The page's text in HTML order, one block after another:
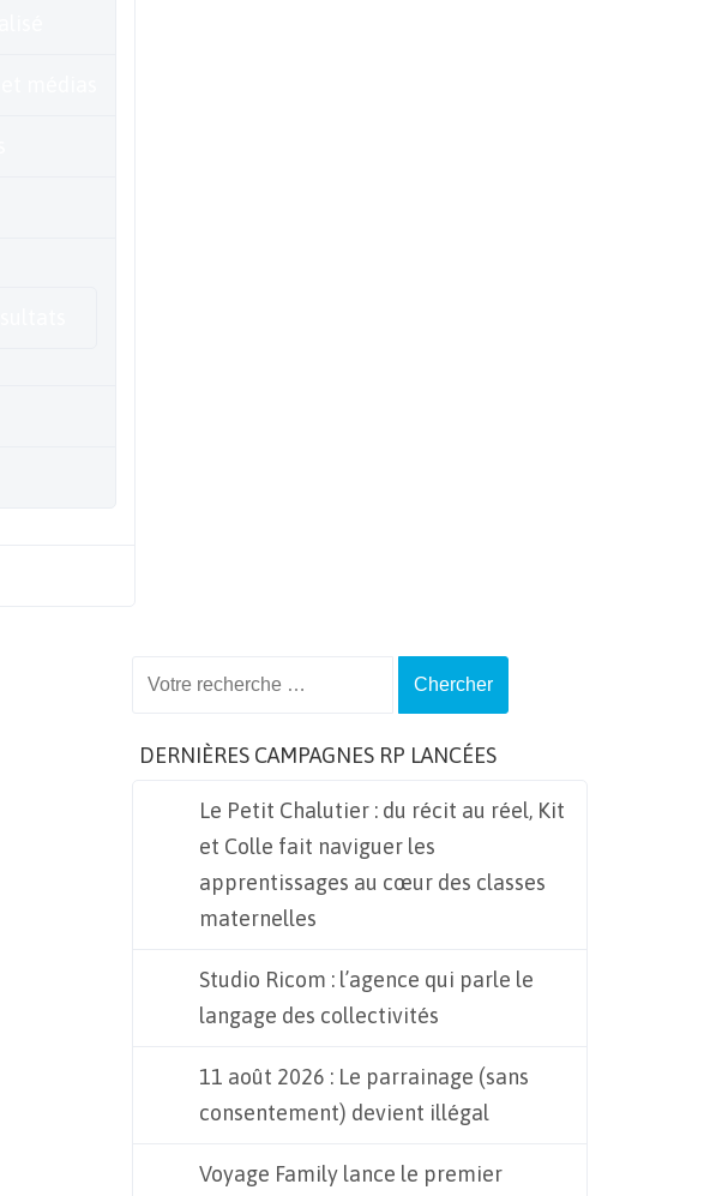
DERNIÈRES CAMPAGNES RP LANCÉES
Le Petit Chalutier : du récit au réel, Kit
et Colle fait naviguer les
apprentissages au cœur des classes
maternelles
Studio Ricom : l’agence qui parle le
langage des collectivités
11 août 2026 : Le parrainage (sans
consentement) devient illégal
Voyage Family lance le premier